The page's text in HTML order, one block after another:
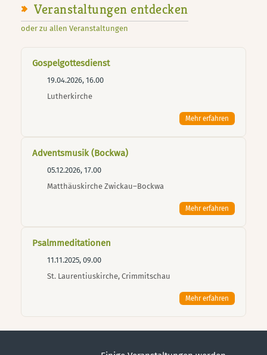
Veranstaltungen entdecken
oder zu allen Veranstaltungen
Gospelgottesdienst
19.04.2026, 16.00
Lutherkirche
Mehr erfahren
Adventsmusik (Bockwa)
05.12.2026, 17.00
Matthäuskirche Zwickau–Bockwa
Mehr erfahren
Psalmmeditationen
11.11.2025, 09.00
St. Laurentiuskirche, Crimmitschau
Mehr erfahren